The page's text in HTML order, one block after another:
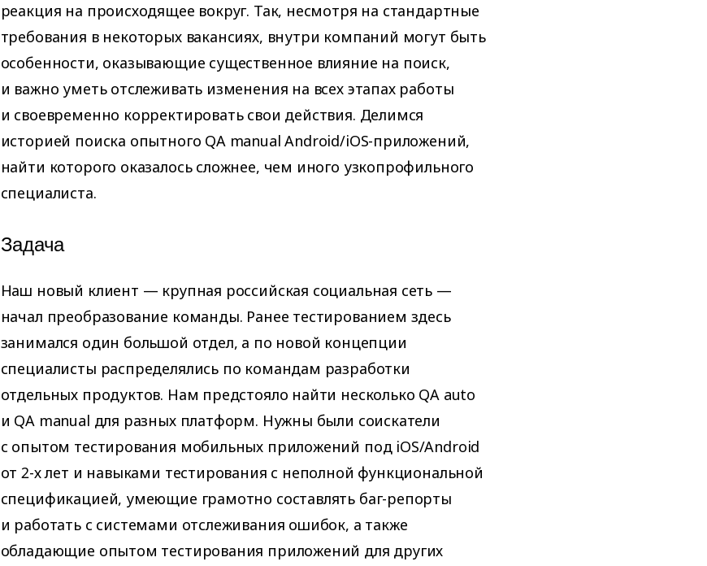
реакция на происходящее вокруг. Так, несмотря на стандартные
требования в некоторых вакансиях, внутри компаний могут быть
особенности, оказывающие существенное влияние на поиск,
и важно уметь отслеживать изменения на всех этапах работы
и своевременно корректировать свои действия. Делимся
историей поиска опытного QA manual Android/iOS-приложений,
найти которого оказалось сложнее, чем иного узкопрофильного
специалиста.
Задача
Наш новый клиент — крупная российская социальная сеть —
начал преобразование команды. Ранее тестированием здесь
занимался один большой отдел, а по новой концепции
специалисты распределялись по командам разработки
отдельных продуктов. Нам предстояло найти несколько QA auto
и QA manual для разных платформ. Нужны были соискатели
с опытом тестирования мобильных приложений под iOS/Android
от 2-х лет и навыками тестирования с неполной функциональной
спецификацией, умеющие грамотно составлять баг-репорты
и работать с системами отслеживания ошибок, а также
обладающие опытом тестирования приложений для других